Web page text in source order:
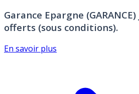
Garance Epargne (GARANCE)
offerts (sous conditions).
En savoir plus